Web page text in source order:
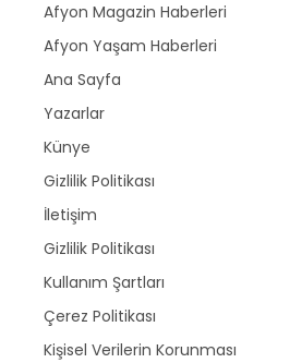
Afyon Magazin Haberleri
Afyon Yaşam Haberleri
Ana Sayfa
Yazarlar
Künye
Gizlilik Politikası
İletişim
Gizlilik Politikası
Kullanım Şartları
Çerez Politikası
Kişisel Verilerin Korunması